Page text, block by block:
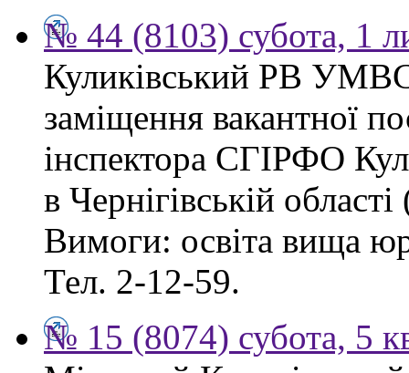
№ 44 (8103) субота, 1
Куликівський РВ
заміщення вакантної
інспектора СГІРФО
в Чернігівській
Вимоги: освіта вища
Тел. 2-12-59.
№ 15 (8074) субота, 5